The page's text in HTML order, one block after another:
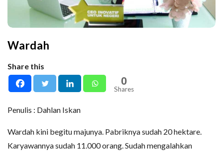
Wardah
Share this
0
Shares
Penulis : Dahlan Iskan
Wardah kini begitu majunya. Pabriknya sudah 20 hektare.
Karyawannya sudah 11.000 orang. Sudah mengalahkan